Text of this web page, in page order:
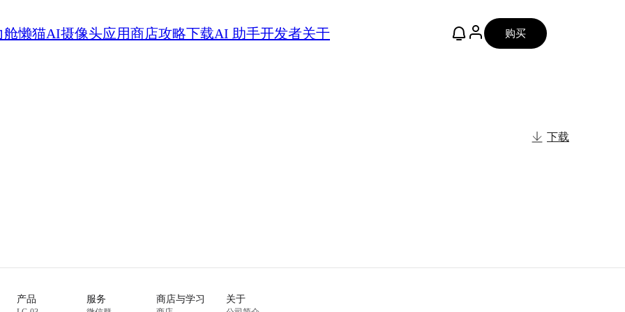
舱懒猫AI摄像头应用商店攻略下载AI 助手开发者关于 购买
下载
产品 服务 商店与学习 关于